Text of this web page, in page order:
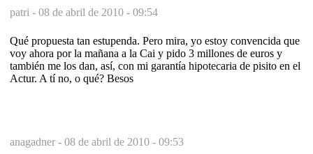
patri - 08 de abril de 2010 - 09:54
Qué propuesta tan estupenda. Pero mira, yo estoy convencida que
voy ahora por la mañana a la Cai y pido 3 millones de euros y
también me los dan, así, con mi garantía hipotecaria de pisito en el
Actur. A tí no, o qué? Besos
anagadner - 08 de abril de 2010 - 09:53